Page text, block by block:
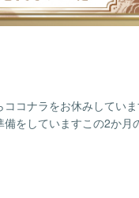
コナラをお休みしてい
をしていますこの2か月